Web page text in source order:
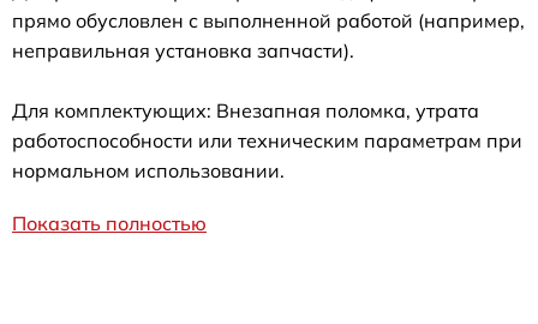
прямо обусловлен с выполненной работой (например,
неправильная установка запчасти).
Для комплектующих: Внезапная поломка, утрата
работоспособности или техническим параметрам при
нормальном использовании.
Показать полностью